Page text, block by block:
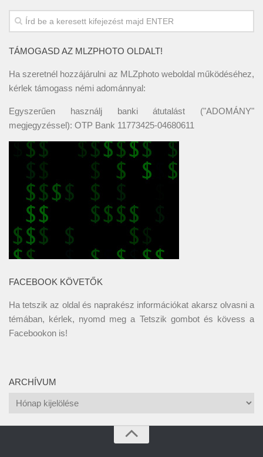
TÁMOGASD AZ MLZPHOTO OLDALT!
Ha szeretnél hozzájárulni az MLZphoto weboldal működéséhez,
kérlek támogass némi adománnyal:
Egyszerűen használj banki átutalást ("ADOMÁNY"
megjegyzéssel): OTP Bank 11773425-04680611
FACEBOOK KÖVETŐK
Ha tetszik az oldal és naprakész információkat akarsz olvasni a
témában, kérlek, nyomd meg a Tetszik gombot és kövess a
Facebookon is!
ARCHÍVUM
Archívum